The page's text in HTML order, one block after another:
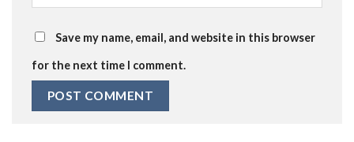
Save my name, email, and website in this browser
for the next time I comment.